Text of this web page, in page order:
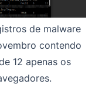
de malware
contendo
12 apenas os